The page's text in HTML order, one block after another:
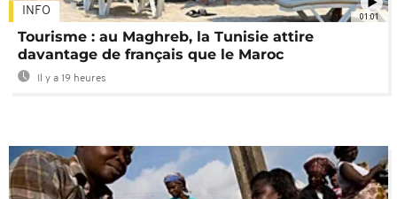
01:01
INFO
Tourisme : au Maghreb, la Tunisie attire
davantage de français que le Maroc
Il y a 19 heures